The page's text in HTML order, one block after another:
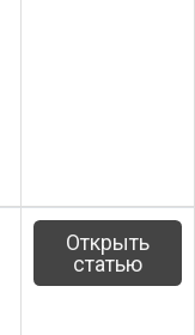
Открыть
статью